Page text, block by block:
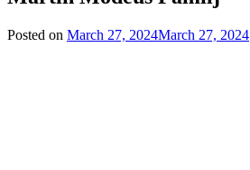
Posted on March 27, 2024March 27, 2024